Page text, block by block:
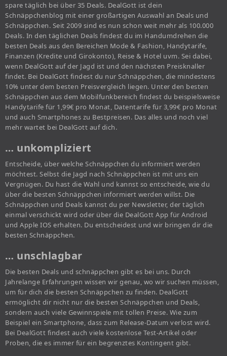
spare täglich bei über 35 Deals. DealGott ist dein
Schnäppchenblog mit einer großartigen Auswahl an Deals und
Schnäppchen. Seit 2009 sind es nun schon weit mehr als 100.000
Deals. In den täglichen Deals findest du im Handumdrehen die
besten Deals aus den Bereichen Mode & Fashion, Handytarife,
Finanzen (Kredite und Girokonto), Reise & Hotel uvm. Sei dabei,
wenn DealGott auf der Jagd ist und den nächsten Preisknaller
findet. Bei DealGott findest du nur Schnäppchen, die mindestens
10% unter dem besten Preisvergleich liegen. Unter den besten
Schnäppchen aus dem Mobilfunkbereich findest du beispielsweise
Handytarife für 1,99€ pro Monat, Datentarife für 3,99€ pro Monat
und auch Smartphones zu Bestpreisen. Das alles und noch viel
mehr wartet bei DealGott auf dich.
… unkompliziert
Entscheide, über welche Schnäppchen du informiert werden
möchtest. Selbst die Jagd nach Schnäppchen ist mit uns ein
Vergnügen. Du hast die Wahl und kannst so entscheide, wie du
über die besten Schnäppchen informiert werden willst. Die
Schnäppchen und Deals kannst du per Newsletter, der täglich
einmal verschickt wird oder über die DealGott App für Android
und Apple IOS erhalten. Du entscheidest und wir bringen dir die
besten Schnäppchen.
… unschlagbar
Die besten Deals und schnäppchen gibt es bei uns. Durch
Jahrelange Erfahrungen wissen wir genau, wo wir suchen müssen,
um für dich die besten Schnäppchen zu finden. DealGott
ermöglicht dir nicht nur die besten Schnäppchen und Deals,
sondern auch viele Gewinnspiele mit tollen Preise. Wie zum
Beispiel ein Smartphone, dass zum Release-Datum verlost wird.
Bei DealGott findest auch viele kostenlose Test-Artikel oder
Proben, die es immer für ein begrenztes Kontingent gibt.